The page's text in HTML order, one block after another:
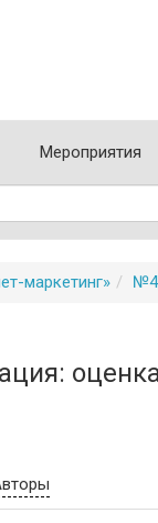
Мероприятия
маркетинг»